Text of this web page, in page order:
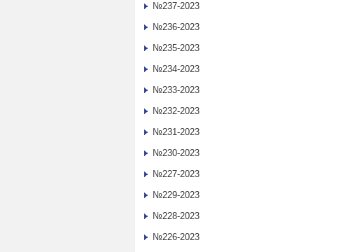
№237-2023
№236-2023
№235-2023
№234-2023
№233-2023
№232-2023
№231-2023
№230-2023
№227-2023
№229-2023
№228-2023
№226-2023